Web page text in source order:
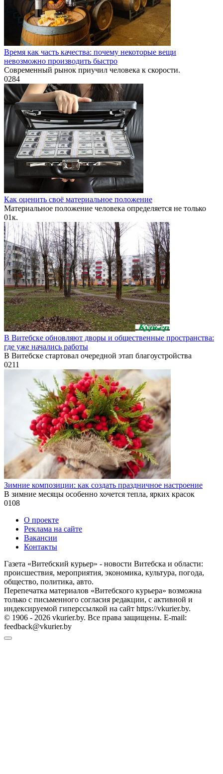
Время как часть качества: почему некоторые вещи
невозможно производить быстро
Современный рынок приучил человека к скорости.
0284
Как оценить своё материальное положение
Материальное положение человека определяется не только
01к.
В Витебске обновляют дворы и общественные пространства:
где уже начались работы
В Витебске стартовал очередной этап благоустройства
0211
Зимние композиции: как создать праздничное настроение
В зимние месяцы особенно хочется тепла, ярких красок
0108
О проекте
Реклама на сайте
Вакансии
Контакты
Газета «Витебский курьер» - новости Витебска и области:
происшествия, мероприятия, экономика, культура, погода,
общество, политика, авто.
Перепечатка материалов «Витебского курьера» возможна
только с письменного согласия редакции, с активной и
индексируемой гиперссылкой на сайт https://vkurier.by.
© 1906 - 2026 vkurier.by. Все права защищены. E-mail:
feedback@vkurier.by